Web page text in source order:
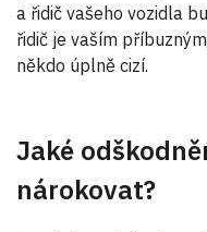
a řidič vašeho vozidla
řidič je vaším
někdo úplně cizí.
Jaké
nárokovat?